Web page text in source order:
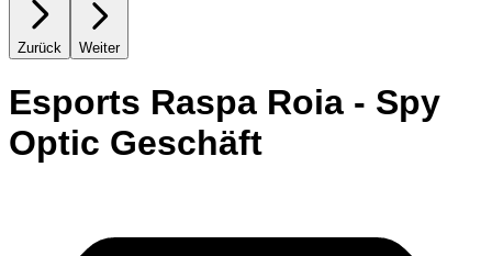
Zurück Weiter
Esports Raspa Roia - Spy
Optic Geschäft